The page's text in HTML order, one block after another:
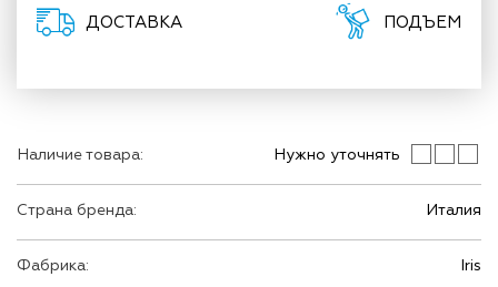
Наличие товара: Нужно уточнять
Страна бренда: Италия
Фабрика: Iris
ДОСТАВКА ПОДЪЕМ